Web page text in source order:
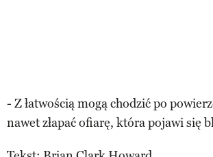
- Z łatwością mogą chodzić po
nawet złapać ofiarę, która pojawi się